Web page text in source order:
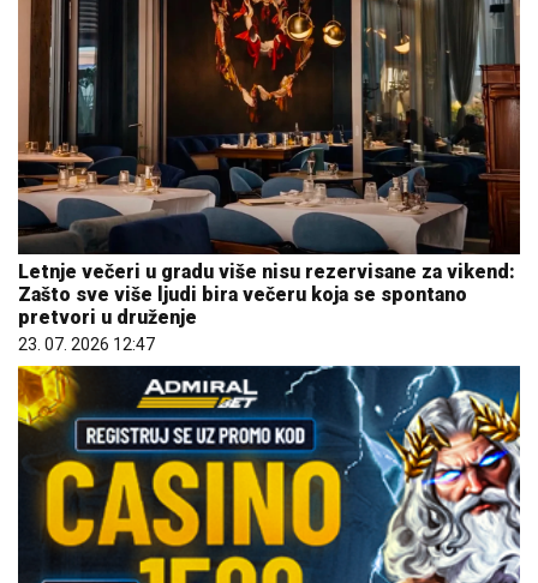
Letnje večeri u gradu više nisu rezervisane za vikend:
Zašto sve više ljudi bira večeru koja se spontano
pretvori u druženje
23. 07. 2026 12:47